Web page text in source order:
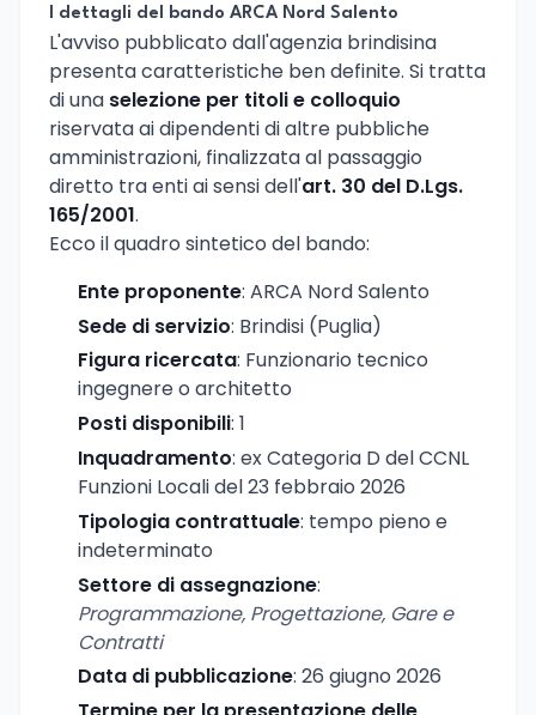
I dettagli del bando ARCA Nord Salento
L'avviso pubblicato dall'agenzia brindisina
presenta caratteristiche ben definite. Si tratta
di una selezione per titoli e colloquio
riservata ai dipendenti di altre pubbliche
amministrazioni, finalizzata al passaggio
diretto tra enti ai sensi dell'art. 30 del D.Lgs.
165/2001.
Ecco il quadro sintetico del bando:
Ente proponente: ARCA Nord Salento
Sede di servizio: Brindisi (Puglia)
Figura ricercata: Funzionario tecnico
ingegnere o architetto
Posti disponibili: 1
Inquadramento: ex Categoria D del CCNL
Funzioni Locali del 23 febbraio 2026
Tipologia contrattuale: tempo pieno e
indeterminato
Settore di assegnazione:
Programmazione, Progettazione, Gare e
Contratti
Data di pubblicazione: 26 giugno 2026